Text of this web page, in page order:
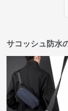
サコッシュ防水